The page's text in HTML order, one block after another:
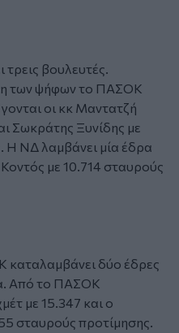
βουλευτές.
των ψήφων το ΠΑΣΟΚ
οι κκ Μαντατζή
Σωκράτης Ξυνίδης με
Η ΝΔ λαμβάνει μία έδρα
με 10.714 σταυρούς
δύο έδρες
Από το ΠΑΣΟΚ
με 15.347 και ο
σταυρούς προτίμησης.